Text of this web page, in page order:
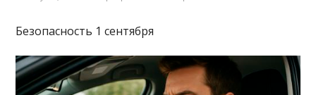
Безопасность 1 сентября